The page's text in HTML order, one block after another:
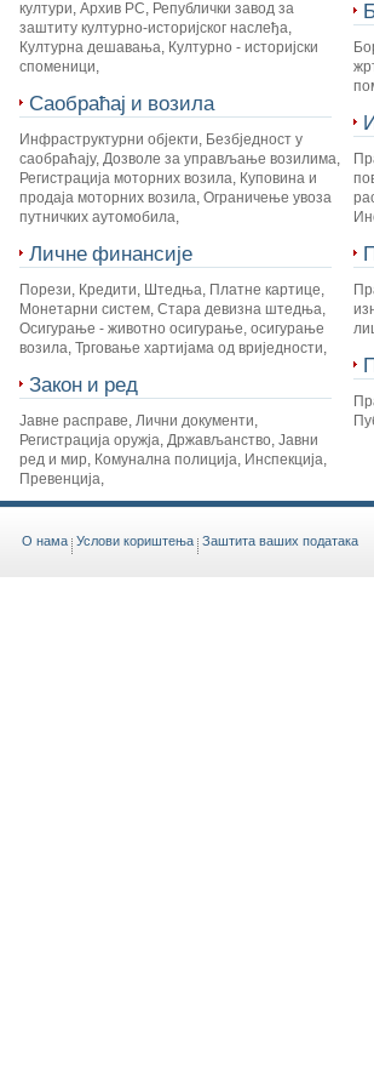
култури, Архив РС, Републички завод за
заштиту културно-историјског наслеђа,
Културна дешавања, Културно - историјски
споменици,
Саобраћај и возила
Инфраструктурни објекти, Безбједност у
саобраћају, Дозволе за управљање возилима,
Регистрација моторних возила, Куповина и
продаја моторних возила, Ограничење увоза
путничких аутомобила,
Личне финансије
Порези, Кредити, Штедња, Платне картице,
Монетарни систем, Стара девизна штедња,
Осигурање - животно осигурање, осигурање
возила, Трговање хартијама од вриједности,
Закон и ред
Јавне расправе, Лични документи,
Регистрација оружја, Држављанство, Јавни
ред и мир, Комунална полиција, Инспекција,
Превенција,
O нама Услови кориштења Заштита ваших података